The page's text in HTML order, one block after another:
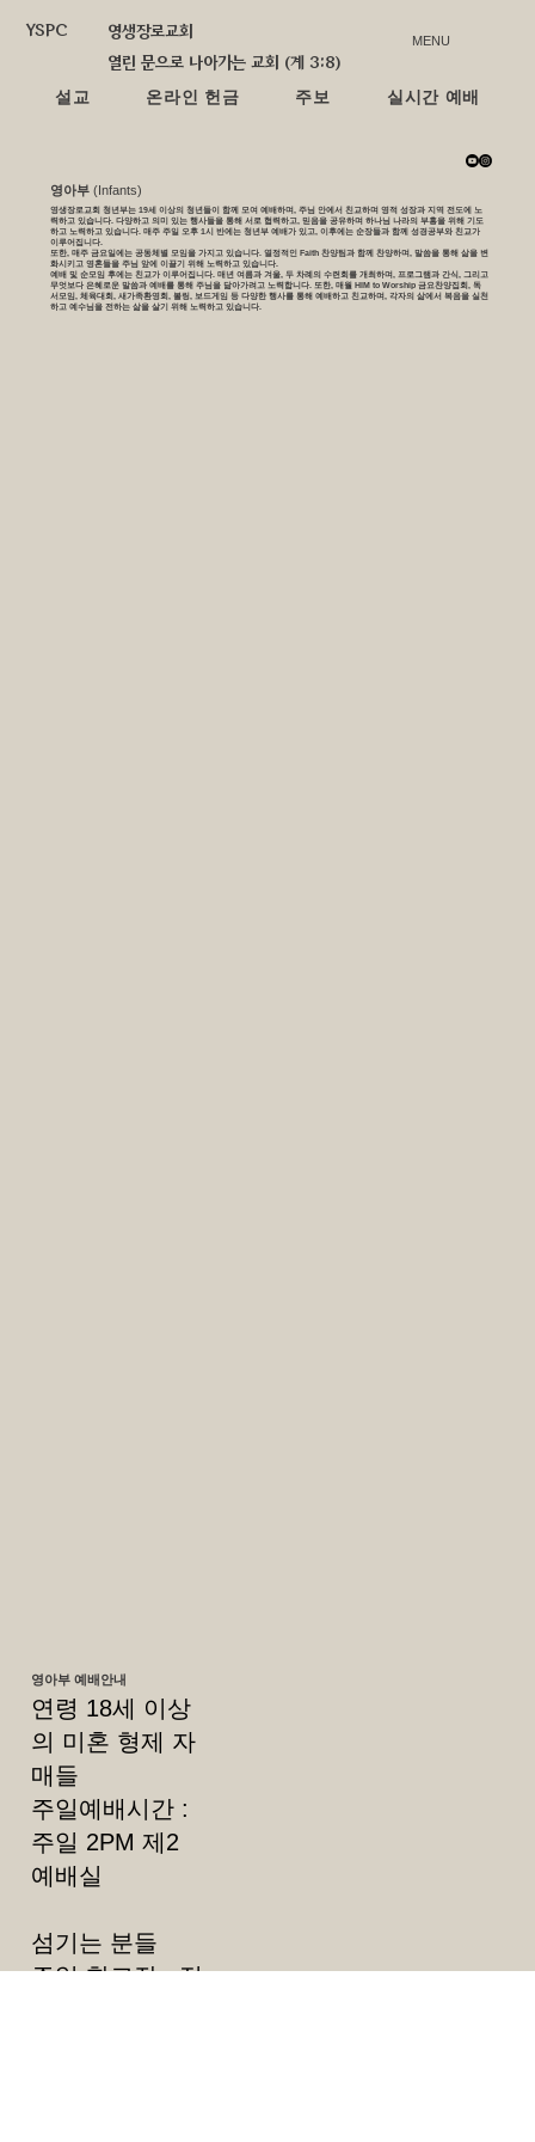
영생장로교회
설교 온라인 헌금 주보 실시간 예배
MENU
YSPC
열린 문으로 나아가는 교회 (계 3:8)
​영아부(Infants)​
영생장로교회 청년부는 19세 이상의 청년들이 함께 모여 예배하며, 주님 안에서 친교하며 영적 성장과 지역 전도에 노
력하고 있습니다. 다양하고 의미 있는 행사들을 통해 서로 협력하고, 믿음을 공유하며 하나님 나라의 부흥을 위해 기도
하고 노력하고 있습니다. 매주 주일 오후 1시 반에는 청년부 예배가 있고, 이후에는 순장들과 함께 성경공부와 친교가
이루어집니다.
또한, 매주 금요일에는 공동체별 모임을 가지고 있습니다. 열정적인 Faith 찬양팀과 함께 찬양하며, 말씀을 통해 삶을 변
화시키고 영혼들을 주님 앞에 이끌기 위해 노력하고 있습니다.
예배 및 순모임 후에는 친교가 이루어집니다. 매년 여름과 겨울, 두 차례의 수련회를 개최하며, 프로그램과 간식, 그리고
무엇보다 은혜로운 말씀과 예배를 통해 주님을 닮아가려고 노력합니다. 또한, 매월 HIM to Worship 금요찬양집회, 독
서모임, 체육대회, 새가족환영회, 볼링, 보드게임 등 다양한 행사를 통해 예배하고 친교하며, 각자의 삶에서 복음을 실천
하고 예수님을 전하는 삶을 살기 위해 노력하고 있습니다.
영아부 예배안내
연령 18세 이상
의 미혼 형제 자
매들
주일예배시간 :
주일 2PM 제2
예배실
섬기는 분들
주일 학교장 : 정